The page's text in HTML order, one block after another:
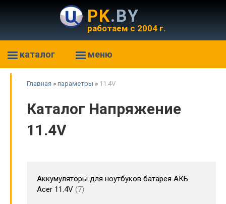
PK.BY
работаем с 2004 г.
каталог меню
Главная » параметры » 11.4V
Каталог Напряжение
11.4V
Аккумуляторы для ноутбуков батарея АКБ
Acer 11.4V 7